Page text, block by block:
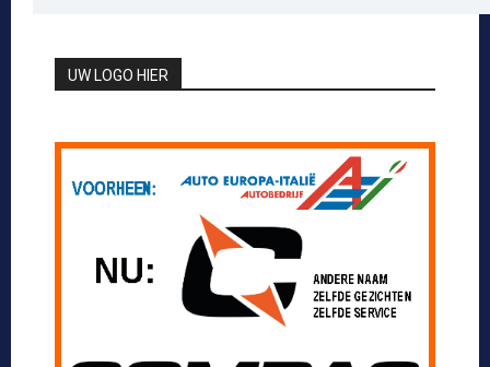
UW LOGO HIER